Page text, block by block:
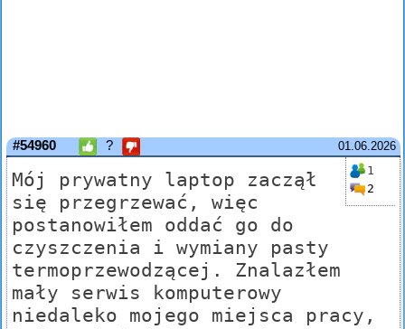
01.06.2026
#54960 ?
1
2
Mój prywatny laptop zaczął
się przegrzewać, więc
postanowiłem oddać go do
czyszczenia i wymiany pasty
termoprzewodzącej. Znalazłem
mały serwis komputerowy
niedaleko mojego miejsca pracy,